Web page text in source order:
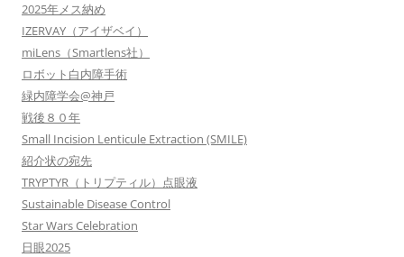
2025年メス納め
IZERVAY（アイザベイ）
miLens（Smartlens社）
ロボット白内障手術
緑内障学会@神戸
戦後８０年
Small Incision Lenticule Extraction (SMILE)
紹介状の宛先
TRYPTYR（トリプティル）点眼液
Sustainable Disease Control
Star Wars Celebration
日眼2025